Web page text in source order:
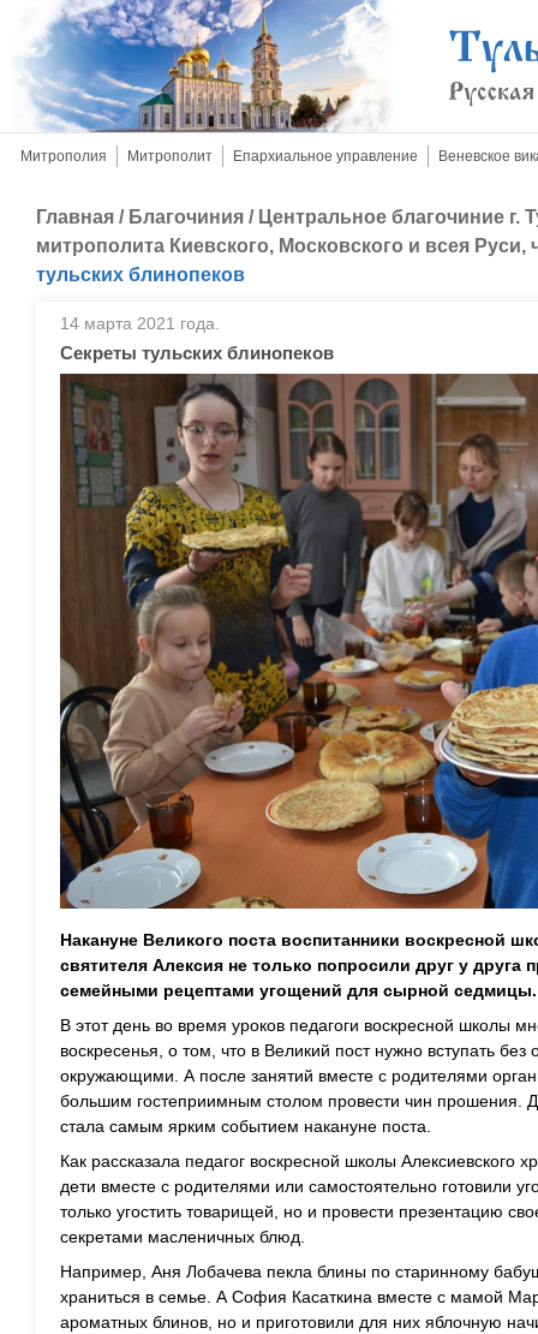
Митрополия Митрополит Епархиальное управление Веневское
Главная / Благочиния / Центральное благочиние г.
митрополита Киевского, Московского и всея Руси,
тульских блинопеков
14 марта 2021 года.
Секреты тульских блинопеков
Накануне Великого поста воспитанники воскресной
святителя Алексия не только попросили друг у друга
семейными рецептами угощений для сырной седмицы.
В этот день во время уроков педагоги воскресной школы
воскресенья, о том, что в Великий пост нужно вступать
окружающими. А после занятий вместе с родителями
большим гостеприимным столом провести чин прошения.
стала самым ярким событием накануне поста.
Как рассказала педагог воскресной школы
дети вместе с родителями или самостоятельно готовили
только угостить товарищей, но и провести презентацию
секретами масленичных блюд.
Например, Аня Лобачева пекла блины по старинному
храниться в семье. А София Касаткина вместе с мамой
ароматных блинов, но и приготовили для них яблочную